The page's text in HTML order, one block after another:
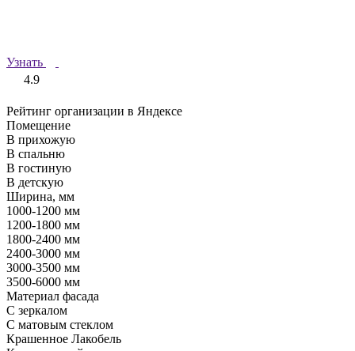
Узнать
4.9
Рейтинг организации в Яндексе
Помещение
В прихожую
В спальню
В гостиную
В детскую
Ширина, мм
1000-1200 мм
1200-1800 мм
1800-2400 мм
2400-3000 мм
3000-3500 мм
3500-6000 мм
Материал фасада
С зеркалом
С матовым стеклом
Крашенное Лакобель